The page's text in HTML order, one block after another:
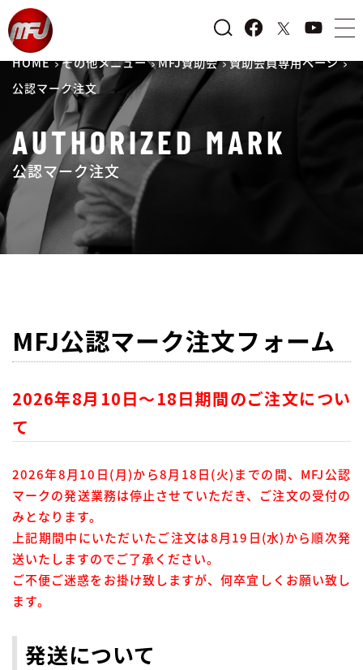
HOME その他メニュー MFJ賛助会 賛助会員専用ページ
公認マーク注文
AUTHORIZED MARK
公認マーク注文
MFJ公認マーク注文フォーム
2026年8月10日～18日期間のご注文につい
て
2026年8月10日(月)から8月18日(火)までの間、MFJ公認
マークの発送業務は停止させていただき、ご注文の受付の
みとなります。
上記期間中にいただいたご注文は8月19日(水)から順次発
送いたしますのでご了承ください。
ご不便ご迷惑をお掛け致しますが、何卒宜しくお願い致し
ます。
発送について